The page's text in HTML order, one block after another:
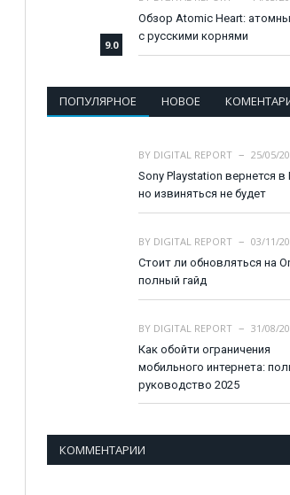
9.0
Обзор Atomic Heart:
с русскими корнями
ПОПУЛЯРНОЕ НОВОЕ
BY DIGITAL REPORT
25/05/
Sony Playstation вернется в
но извиняться не будет
BY DIGITAL REPORT
03/11/
Стоит ли обновляться на
полный гайд
BY DIGITAL REPORT
31/08/
Как обойти ограничения
мобильного интернета:
руководство 2025
КОММЕНТАРИИ